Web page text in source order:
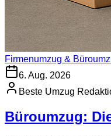
Firmenumzug &
6. Aug. 2026
Beste Umzug
Büroumzug: